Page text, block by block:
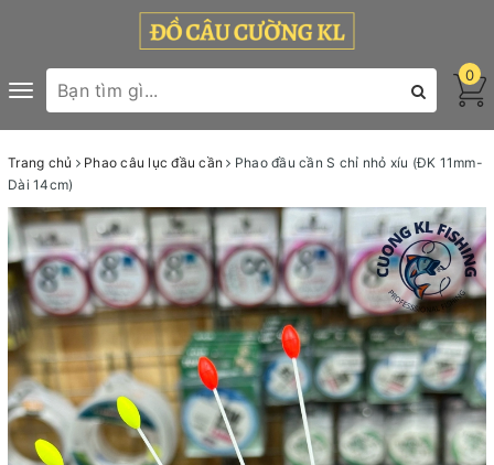
Toggle
navigation
0
Trang chủ Phao câu lục đầu cần
Phao đầu cần S chỉ nhỏ xíu (ĐK 11mm-
Dài 14cm)